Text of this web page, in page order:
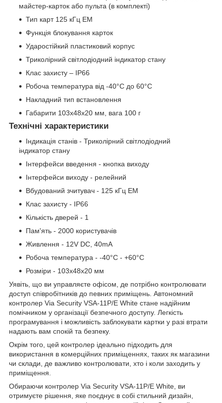
майстер-карток або пульта (в комплекті)
Тип карт 125 кГц EM
Функція блокування карток
Ударостійкий пластиковий корпус
Триколірний світлодіодний індикатор стану
Клас захисту – IP66
Робоча температура від -40°С до 60°С
Накладний тип встановлення
Габарити 103х48х20 мм, вага 100 г
Технічні характеристики
Індикація станів - Триколірний світлодіодний
індикатор стану
Інтерфейси введення - кнопка виходу
Інтерфейси виходу - релейний
Вбудований зчитувач - 125 кГц EM
Клас захисту - IP66
Кількість дверей - 1
Пам'ять - 2000 користувачів
Живлення - 12V DC, 40mA
Робоча температура - -40°С - +60°С
Розміри - 103х48х20 мм
Уявіть, що ви управляєте офісом, де потрібно контролювати
доступ співробітників до певних приміщень. Автономний
контролер Via Security VSA-11P/E White стане надійним
помічником у організації безпечного доступу. Легкість
програмування і можливість заблокувати картки у разі втрати
надають вам спокій та безпеку.
Окрім того, цей контролер ідеально підходить для
використання в комерційних приміщеннях, таких як магазини
чи склади, де важливо контролювати, хто і коли заходить у
приміщення.
Обираючи контролер Via Security VSA-11P/E White, ви
отримуєте рішення, яке поєднує в собі стильний дизайн,